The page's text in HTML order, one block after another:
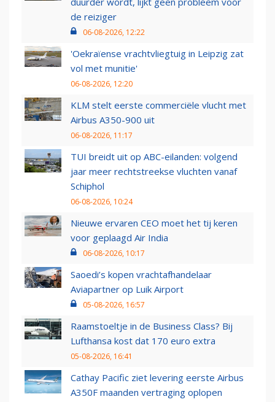
de reiziger
06-08-2026, 12:22
'Oekraïense vrachtvliegtuig in Leipzig zat
vol met munitie'
06-08-2026, 12:20
KLM stelt eerste commerciële vlucht met
Airbus A350-900 uit
06-08-2026, 11:17
TUI breidt uit op ABC-eilanden: volgend
jaar meer rechtstreekse vluchten vanaf
Schiphol
06-08-2026, 10:24
Nieuwe ervaren CEO moet het tij keren
voor geplaagd Air India
06-08-2026, 10:17
Saoedi’s kopen vrachtafhandelaar
Aviapartner op Luik Airport
05-08-2026, 16:57
Raamstoeltje in de Business Class? Bij
Lufthansa kost dat 170 euro extra
05-08-2026, 16:41
Cathay Pacific ziet levering eerste Airbus
A350F maanden vertraging oplopen